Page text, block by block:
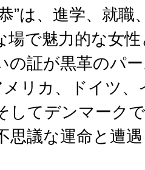
”は、進学、就職
場で魅力的な女
の証が黒革のパ
メリカ、ドイツ
してデンマーク
思議な運命と遭